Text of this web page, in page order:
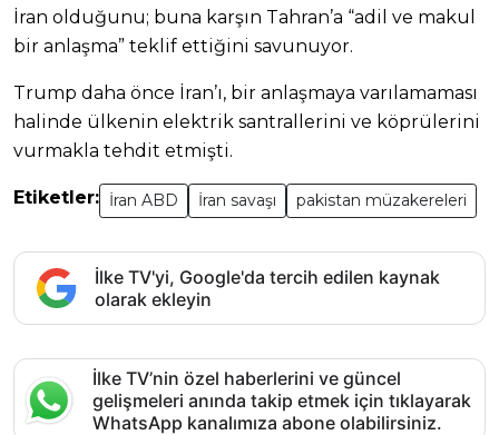
İran olduğunu; buna karşın Tahran’a “adil ve makul
bir anlaşma” teklif ettiğini savunuyor.
Trump daha önce İran’ı, bir anlaşmaya varılamaması
halinde ülkenin elektrik santrallerini ve köprülerini
vurmakla tehdit etmişti.
Etiketler: İran ABD İran savaşı pakistan müzakereleri
İlke TV'yi, Google'da tercih edilen kaynak
olarak ekleyin
İlke TV’nin özel haberlerini ve güncel
gelişmeleri anında takip etmek için tıklayarak
WhatsApp kanalımıza abone olabilirsiniz.